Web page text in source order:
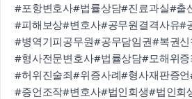
#포항변호사#법률상담#진료과실#출
#피해보상#변호사#공무원결격사유#
#병역기피공무원#공무담임권#복권
#형사전문변호사#법률상담#모해위
#허위진술죄#위증사례#형사재판증언
#증언조작#변호사#법인회생#법인회